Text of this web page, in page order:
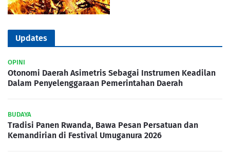
Updates
OPINI
Otonomi Daerah Asimetris Sebagai Instrumen Keadilan
Dalam Penyelenggaraan Pemerintahan Daerah
BUDAYA
Tradisi Panen Rwanda, Bawa Pesan Persatuan dan
Kemandirian di Festival Umuganura 2026